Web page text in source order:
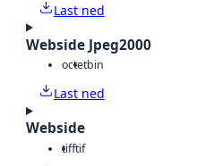
Last ned
Webside Jpeg2000
octetbin
Last ned
Webside
tifftif